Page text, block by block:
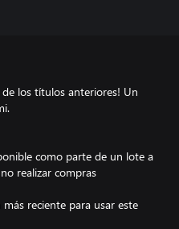
los títulos anteriores! Un
como parte de un lote a
realizar compras
reciente para usar este